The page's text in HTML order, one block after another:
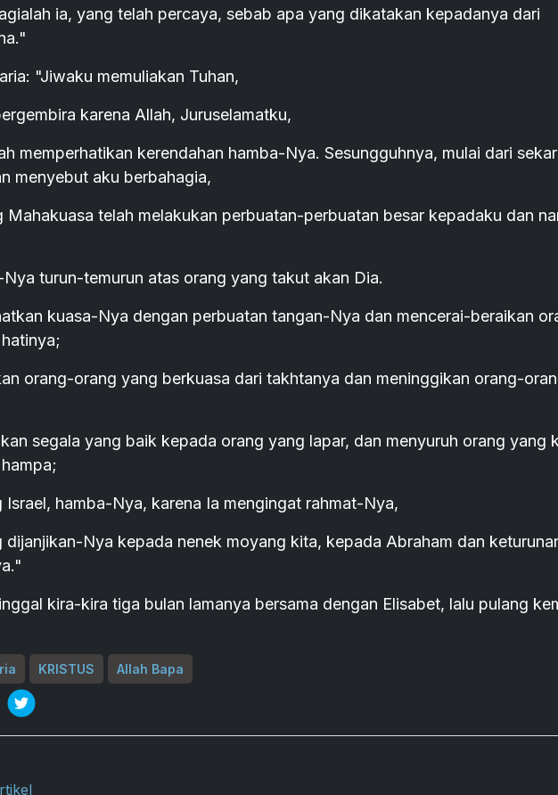
ia, yang telah percaya, sebab apa yang dikatakan kepadanya dari
"Jiwaku memuliakan Tuhan,
karena Allah, Juruselamatku,
memperhatikan kerendahan hamba-Nya. Sesungguhnya, mulai dari
menyebut aku berbahagia,
Mahakuasa telah melakukan perbuatan-perbuatan besar kepadaku dan
turun-temurun atas orang yang takut akan Dia.
kuasa-Nya dengan perbuatan tangan-Nya dan mencerai-beraikan
orang-orang yang berkuasa dari takhtanya dan meninggikan orang-
segala yang baik kepada orang yang lapar, dan menyuruh orang yang
Israel, hamba-Nya, karena Ia mengingat rahmat-Nya,
dijanjikan-Nya kepada nenek moyang kita, kepada Abraham dan
kira-kira tiga bulan lamanya bersama dengan Elisabet, lalu pulang
KRISTUS Allah Bapa